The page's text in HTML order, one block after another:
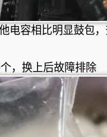
电容相比明显鼓包
，换上后故障排除